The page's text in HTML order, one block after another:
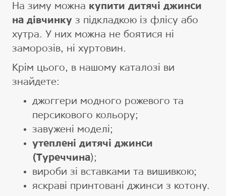
На зиму можна купити дитячі джинси
на дівчинку з підкладкою із флісу або
хутра. У них можна не боятися ні
заморозів, ні хуртовин.
Крім цього, в нашому каталозі ви
знайдете:
джоггери модного рожевого та
персикового кольору;
завужені моделі;
утеплені дитячі джинси
(Туреччина);
вироби зі вставками та вишивкою;
яскраві принтовані джинси з котону.